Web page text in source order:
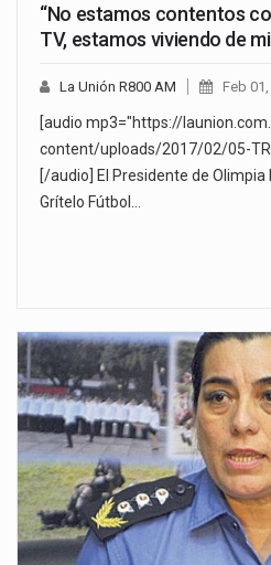
“No estamos contentos
TV, estamos viviendo de
La Unión R800 AM Feb
[audio mp3="https://
content/uploads/2017/02/05-
[/audio] El Presidente de
Grítelo Fútbol…